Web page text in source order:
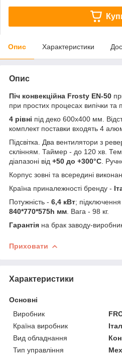
Опис Характеристики
Опис
Піч конвекційна Frosty EN-50
при простих процесах випічки та
4 рівні під деко 600х400 мм.
комплект поставки входять 4
Підсвітка. Два вентилятори з
склінням. Таймер - до 120 хв.
діапазоні від +50 до +300°С .
Корпус зовні та всередині
Країна приналежності бренду -
Потужність - 6,4 кВт;
840*770*575h мм . Вага - 98 кг.
Гарантія на брак заводу-
Приховати
Характеристики
Основні
Виробник
Країна виробник
Вид обладнання
Тип управління